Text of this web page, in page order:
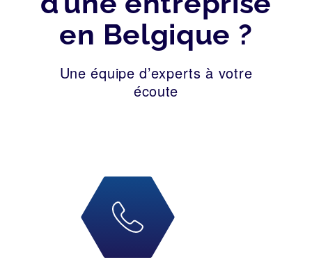
en Belgique ?
Une équipe d’experts à votre
écoute